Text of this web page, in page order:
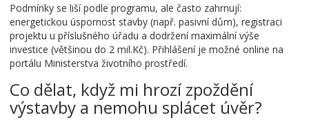
Podmínky se liší podle programu, ale často zahrnují:
energetickou úspornost stavby (např. pasivní dům), registraci
projektu u příslušného úřadu a dodržení maximální výše
investice (většinou do 2 mil.Kč). Přihlášení je možné online na
portálu Ministerstva životního prostředí.
Co dělat, když mi hrozí zpoždění
výstavby a nemohu splácet úvěr?